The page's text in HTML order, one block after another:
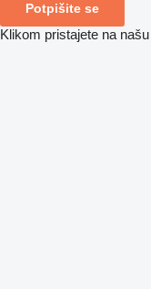
Potpišite se
Klikom pristajete na našu